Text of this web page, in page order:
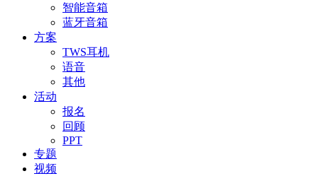
智能音箱
蓝牙音箱
方案
TWS耳机
语音
其他
活动
报名
回顾
PPT
专题
视频